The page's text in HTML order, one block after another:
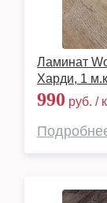
Ламинат
Харди, 1
990 руб. /